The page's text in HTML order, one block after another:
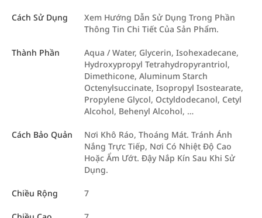
Cách Sử Dụng
Xem Hướng Dẫn Sử Dụng Trong Phần
Thông Tin Chi Tiết Của Sản Phẩm.
Thành Phần
Aqua / Water, Glycerin, Isohexadecane,
Hydroxypropyl Tetrahydropyrantriol,
Dimethicone, Aluminum Starch
Octenylsuccinate, Isopropyl Isostearate,
Propylene Glycol, Octyldodecanol, Cetyl
Alcohol, Behenyl Alcohol, …
Cách Bảo Quản
Nơi Khô Ráo, Thoáng Mát. Tránh Ánh
Nắng Trực Tiếp, Nơi Có Nhiệt Độ Cao
Hoặc Ẩm Ướt. Đậy Nắp Kín Sau Khi Sử
Dụng.
Chiều Rộng 7